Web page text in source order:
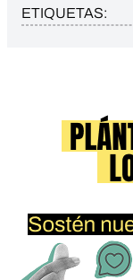
ETIQUETAS: